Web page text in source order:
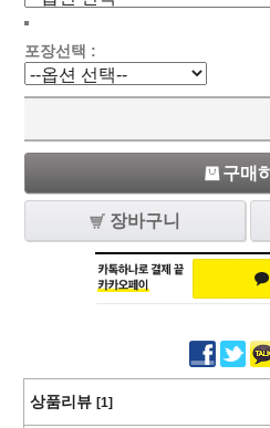
포장선택 :
구매
장바구니
상품리뷰 [1]